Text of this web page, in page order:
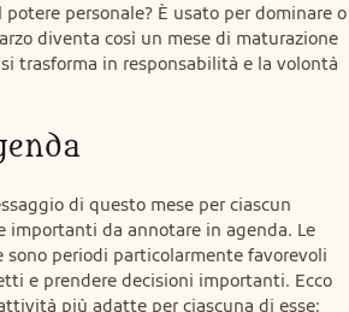
personale? È usato per dominare o
diventa così un mese di maturazione
trasforma in responsabilità e la volontà
di questo mese per ciascun
importanti da annotare in agenda. Le
periodi particolarmente favorevoli
e prendere decisioni importanti. Ecco
più adatte per ciascuna di esse: